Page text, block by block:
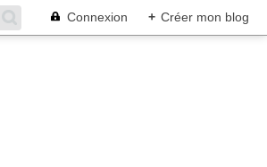
Connexion + Créer mon blog